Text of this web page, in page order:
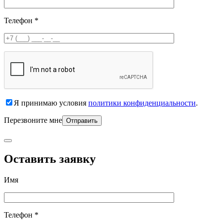
Телефон *
Я принимаю условия политики конфиденциальности.
Перезвоните мне
Оставить заявку
Имя
Телефон *